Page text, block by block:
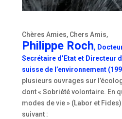
Chères Amies, Chers Amis,
Philippe Roch,
Secrétaire d’Etat et Directeur
suisse de l’environnement
plusieurs ouvrages sur
dont « Sobriété volontaire. En
modes de vie » (Labor et
suivant :